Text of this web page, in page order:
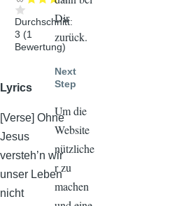
Durchschnitt:
3 (1
Bewertung)
Lyrics
[Verse] Ohne
Jesus
versteh’n wir
unser Leben
nicht
Dir
zurück.
Next
Step
Um die
Website
nützliche
r zu
machen